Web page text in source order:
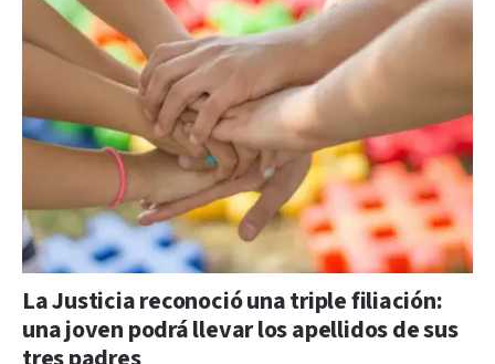
La Justicia reconoció una triple filiación:
una joven podrá llevar los apellidos de sus